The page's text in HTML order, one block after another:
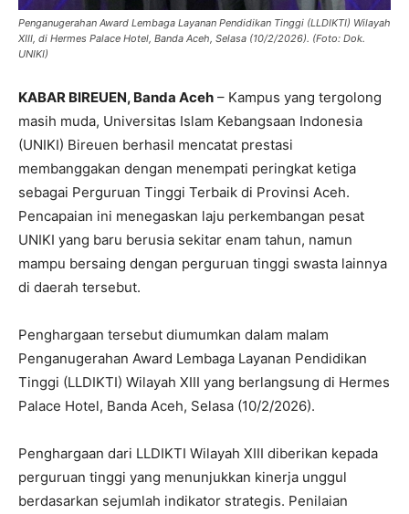
Penganugerahan Award Lembaga Layanan Pendidikan Tinggi (LLDIKTI) Wilayah
XIII, di Hermes Palace Hotel, Banda Aceh, Selasa (10/2/2026). (Foto: Dok.
UNIKI)
KABAR BIREUEN, Banda Aceh – Kampus yang tergolong
masih muda, Universitas Islam Kebangsaan Indonesia
(UNIKI) Bireuen berhasil mencatat prestasi
membanggakan dengan menempati peringkat ketiga
sebagai Perguruan Tinggi Terbaik di Provinsi Aceh.
Pencapaian ini menegaskan laju perkembangan pesat
UNIKI yang baru berusia sekitar enam tahun, namun
mampu bersaing dengan perguruan tinggi swasta lainnya
di daerah tersebut.
Penghargaan tersebut diumumkan dalam malam
Penganugerahan Award Lembaga Layanan Pendidikan
Tinggi (LLDIKTI) Wilayah XIII yang berlangsung di Hermes
Palace Hotel, Banda Aceh, Selasa (10/2/2026).
Penghargaan dari LLDIKTI Wilayah XIII diberikan kepada
perguruan tinggi yang menunjukkan kinerja unggul
berdasarkan sejumlah indikator strategis. Penilaian